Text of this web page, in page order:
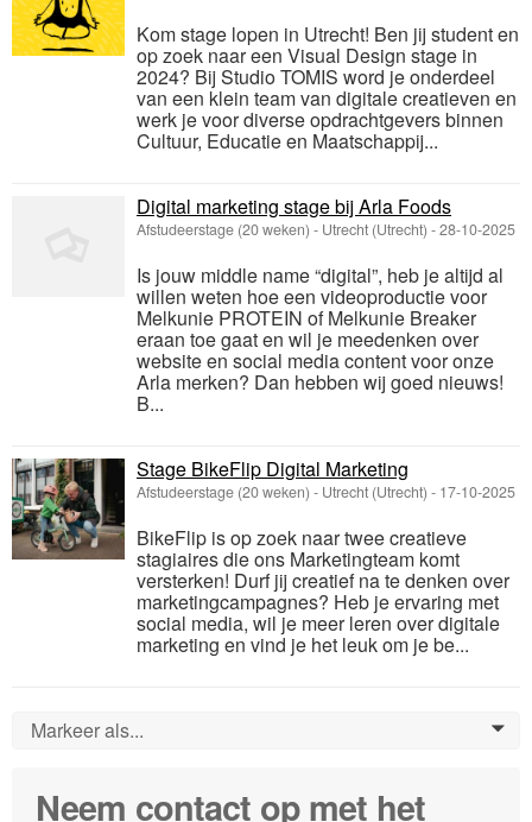
Kom stage lopen in Utrecht! Ben jij student en
op zoek naar een Visual Design stage in
2024? Bij Studio TOMIS word je onderdeel
van een klein team van digitale creatieven en
werk je voor diverse opdrachtgevers binnen
Cultuur, Educatie en Maatschappij...
Digital marketing stage bij Arla Foods
Afstudeerstage (20 weken) - Utrecht (Utrecht) -28-10-2025
Is jouw middle name “digital”, heb je altijd al
willen weten hoe een videoproductie voor
Melkunie PROTEIN of Melkunie Breaker
eraan toe gaat en wil je meedenken over
website en social media content voor onze
Arla merken? Dan hebben wij goed nieuws!
B...
Stage BikeFlip Digital Marketing
Afstudeerstage (20 weken) - Utrecht (Utrecht) - 17-10-2025
BikeFlip is op zoek naar twee creatieve
stagiaires die ons Marketingteam komt
versterken! Durf jij creatief na te denken over
marketingcampagnes? Heb je ervaring met
social media, wil je meer leren over digitale
marketing en vind je het leuk om je be...
Markeer als... 0
Neem contact op met het